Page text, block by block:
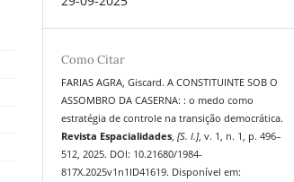
Como Citar
FARIAS AGRA, Giscard. A CONSTITUINTE SOB O
ASSOMBRO DA CASERNA: : o medo como
estratégia de controle na transição democrática.
Revista Espacialidades ,[S. l.], v. 1, n. 1, p. 496–
512, 2025. DOI: 10.21680/1984-
817X.2025v1n1ID41619. Disponível em: